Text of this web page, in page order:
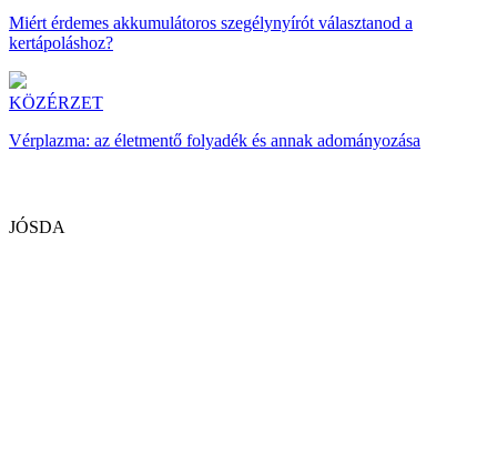
Miért érdemes akkumulátoros szegélynyírót választanod a
kertápoláshoz?
KÖZÉRZET
Vérplazma: az életmentő folyadék és annak adományozása
JÓSDA